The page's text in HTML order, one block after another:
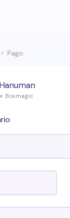
Pago
Boxmagic